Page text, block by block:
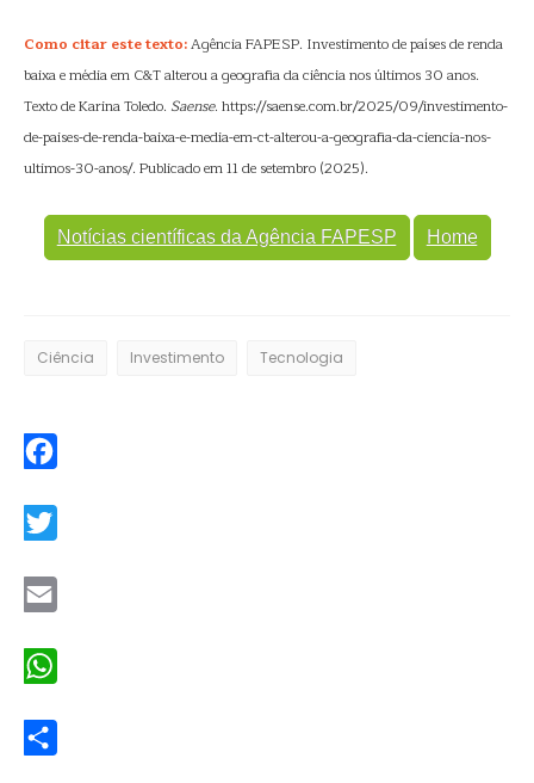
Como citar este texto:Agência FAPESP. Investimento de países de renda
baixa e média em C&T alterou a geografia da ciência nos últimos 30 anos.
Texto de Karina Toledo. Saense. https://saense.com.br/2025/09/investimento-
de-paises-de-renda-baixa-e-media-em-ct-alterou-a-geografia-da-ciencia-nos-
ultimos-30-anos/. Publicado em 11 de setembro (2025).
Notícias científicas da Agência FAPESP Home
Ciência Investimento Tecnologia